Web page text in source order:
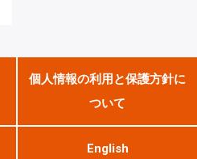
個人情報の利用と保護方針に
ついて
English